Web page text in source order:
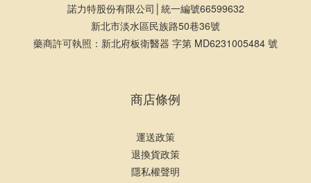
諾力特股份有限公司│統一編號66599632
新北市淡水區民族路50巷36號
藥商許可執照：新北府板衛醫器 字第 MD6231005484 號
商店條例
運送政策
退換貨政策
隱私權聲明